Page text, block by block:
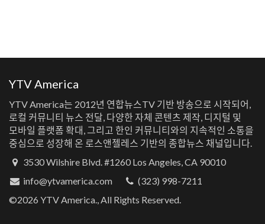
YTV America
YTV America는 2012년 연합뉴스TV 기반 방송으로 시작되어,
로컬 커뮤니티 뉴스 전달, 다양한 자체 콘텐츠 제작, 디지털 및
모바일 플랫폼 확대, 그리고 한인 커뮤니티와의 지속적인 소통을
중심으로 성장해 온 로스앤젤레스 기반의 종합뉴스 채널입니다.
3530 Wilshire Blvd. #1260 Los Angeles, CA 90010
info@ytvamerica.com
(323) 998-7211
©2026 YTV America., All Rights Reserved.